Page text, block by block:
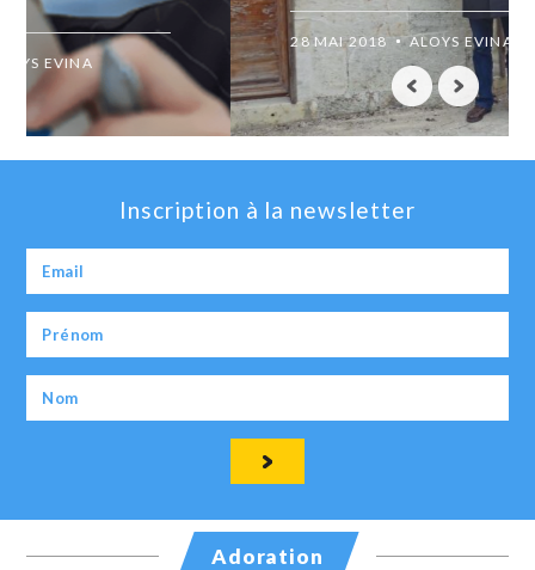
28 MAI 2018 ALOYS EVINA
Inscription à la newsletter
Adoration